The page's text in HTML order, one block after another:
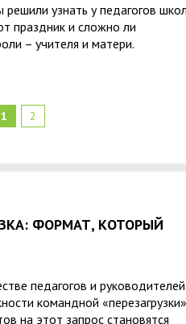
узнать у педагогов
праздник и сложно ли
– учителя и матери.
1 2
ФОРМАТ, КОТОРЫЙ
педагогов и руководителей
командной
на этот запрос становятся